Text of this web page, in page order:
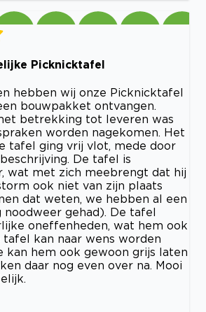
Picknicktafel
hebben wij onze Picknicktafel
bouwpakket ontvangen.
betrekking tot leveren was
worden nagekomen. Het
tafel ging vrij vlot, mede door
De tafel is
wat met zich meebrengt dat hij
ook niet van zijn plaats
dat weten, we hebben al een
noodweer gehad). De tafel
oneffenheden, wat hem ook
tafel kan naar wens worden
kan hem ook gewoon grijs laten
daar nog even over na. Mooi